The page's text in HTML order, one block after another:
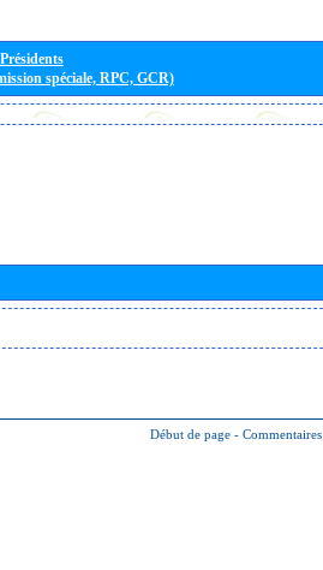
spéciale, RPC, GCR)
Début de page - Commentaires